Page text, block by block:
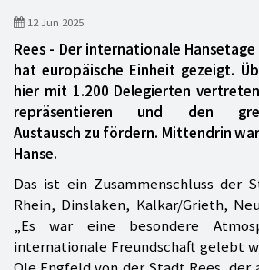
12 Jun 2025
Rees - Der internationale
hat europäische Einheit gezeigt.
hier mit 1.200 Delegierten
repräsentieren und den
Austausch zu fördern. Mittendrin
Hanse.
Das ist ein Zusammenschluss der
Rhein, Dinslaken, Kalkar/Grieth,
„Es war eine besondere
internationale Freundschaft gelebt